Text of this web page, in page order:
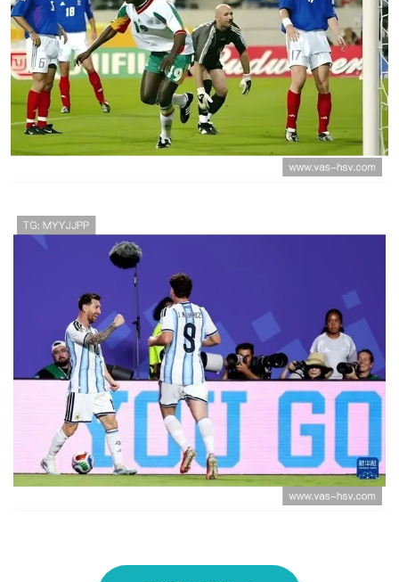
世界杯I组数据汇总：法国小组赛攻防表现稳
定
利阿尔及利亚同晋级